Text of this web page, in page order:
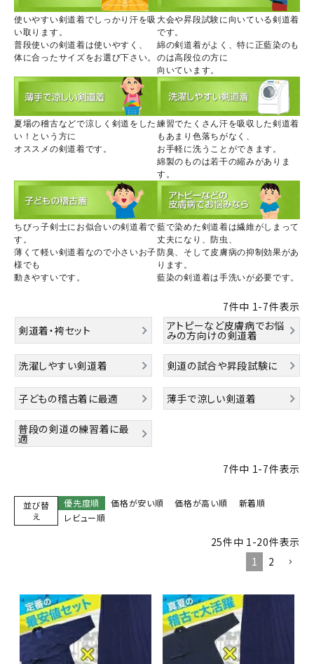
使いやすい剣道着でしっかり汗を吸
い取ります。
普段使いの剣道着は使いやすく、
体に合ったサイズをお選び下さい。
大会や昇段試験に向いている剣道着
です。
綿の剣道着がよく、特に正藍染のも
のは高段位の方に
向いています。
夏場の稽古などで涼しく剣道をした
い！という方に
オススメの剣道着です。
練習でたくさん汗を吸収した剣道着
もあまり色落ちがなく、
お手軽に洗うことができます。
綿製のものは若干の縮みがありま
す。
ちびっ子剣士にお似合いの剣道着で
す。
薄くて軽い剣道着なので小さいお子
様でも
動きやすいです。
藍で染めた剣道着は繊維がしまって
丈夫になり、防虫、
防臭、そして皮膚病の抑制効果があ
ります。
藍染の剣道着は手洗いが必要です。
7件中 1-7件表示
剣道着・袴セット
アトピーなど皮膚病でお悩
みの方向けの剣道着
洗濯しやすい剣道着 剣道の試合や昇段試験に
子どもの稽古着に最適 薄手で涼しい剣道着
普段の剣道の練習着に最
適
7件中 1-7件表示
並び替
え
優先度順 価格が安い順 価格が高い順
新着順
レビュー順
25件中 1 -20件表示
1
2